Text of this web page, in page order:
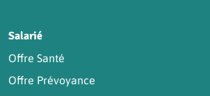
Salarié
Offre Santé
Offre Prévoyance